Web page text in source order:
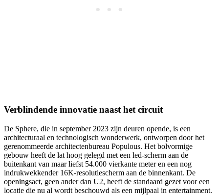
Verblindende innovatie naast het circuit
De Sphere, die in september 2023 zijn deuren opende, is een
architecturaal en technologisch wonderwerk, ontworpen door het
gerenommeerde architectenbureau Populous. Het bolvormige
gebouw heeft de lat hoog gelegd met een led-scherm aan de
buitenkant van maar liefst 54.000 vierkante meter en een nog
indrukwekkender 16K-resolutiescherm aan de binnenkant. De
openingsact, geen ander dan U2, heeft de standaard gezet voor een
locatie die nu al wordt beschouwd als een mijlpaal in entertainment.